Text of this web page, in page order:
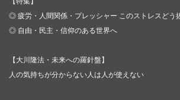
◎ 疲労・人間関係・プレッシャー このストレスどう
◎ 自由・民主・信仰のある世界へ
【大川隆法・未来への羅針盤】
人の気持ちが分からない人は人が使えない